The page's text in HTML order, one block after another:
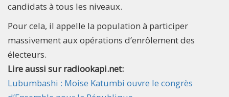
candidats à tous les niveaux.
Pour cela, il appelle la population à participer
massivement aux opérations d’enrôlement des
électeurs.
Lire aussi sur radiookapi.net:
Lubumbashi : Moise Katumbi ouvre le congrès